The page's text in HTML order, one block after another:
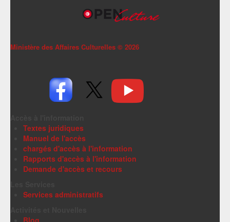
Ministère des Affaires Culturelles © 2026
Textes juridiques
Manuel de l'accès
chargés d'accès à l'information
Rapports d'accès à l'information
Demande d'accès et recours
Services administratifs
Blog